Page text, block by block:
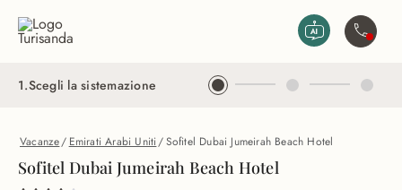
1.Scegli la sistemazione
Vacanze/ Emirati Arabi Uniti/Sofitel Dubai Jumeirah Beach Hotel
Sofitel Dubai Jumeirah Beach Hotel